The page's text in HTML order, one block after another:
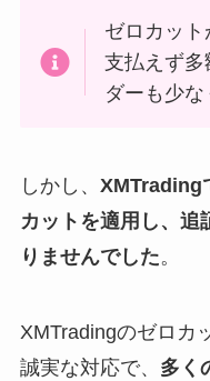
ゼロカッ
支払えず多
ダーも少な
しかし、 XMTrading
カットを適用し、追
りませんでした。
XMTradingのゼロカ
誠実な対応で、 多く